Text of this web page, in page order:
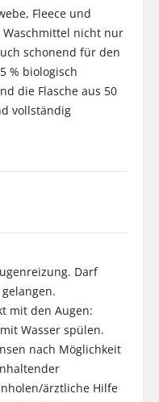
Fleece und
Waschmittel nicht nur
schonend für den
% biologisch
die Flasche aus 50
vollständig
Darf
mit den Augen:
Wasser spülen.
nach Möglichkeit
ärztliche Hilfe